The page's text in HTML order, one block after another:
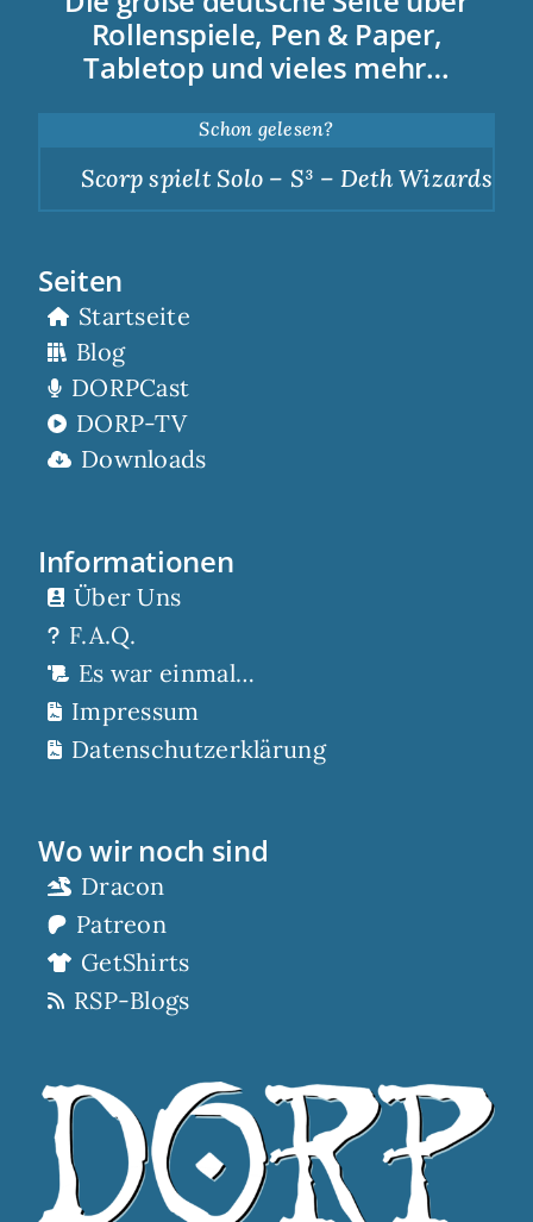
Rollenspiele, Pen & Paper,
Tabletop und vieles mehr…
Schon gelesen?
Scorp spielt Solo – S³ – Deth Wizards –
Seiten
Startseite
Blog
DORPCast
DORP-TV
Downloads
Informationen
Über Uns
F.A.Q.
Es war einmal…
Impressum
Datenschutzerklärung
Wo wir noch sind
Dracon
Patreon
GetShirts
RSP-Blogs